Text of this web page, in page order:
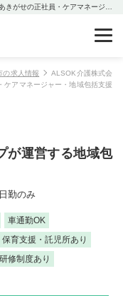
の求人情報
ALSOK介護株式会
ケアマネージャー・地域包括支援
が運営する地域包
勤のみ
車通勤OK
保育支援・託児所あり
研修制度あり